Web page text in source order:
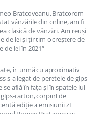
Bratcoveanu, Bratcorom
vânzările din online, am fi
clasică de vânzări. Am reuşit
de lei şi ţintim o creştere de
de lei în 2021“
în urmă cu aproximativ
s-a legat de peretele de gips-
se află în faţa şi în spatele lui
carton, corpuri de
ediţie a emisiunii ZF